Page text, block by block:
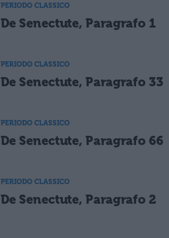
PERIODO CLASSICO
De Senectute, Paragrafo 1
PERIODO CLASSICO
De Senectute, Paragrafo 33
PERIODO CLASSICO
De Senectute, Paragrafo 66
PERIODO CLASSICO
De Senectute, Paragrafo 2